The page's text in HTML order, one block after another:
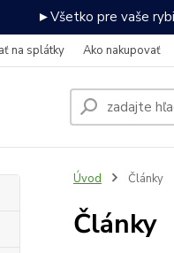
►Všetko pre vaše
na splátky Ako nakupovať
Úvod Články
Články